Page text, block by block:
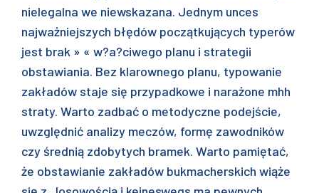
nielegalna we niewskazana. Jednym unces
najważniejszych błędów początkujących typerów
jest brak » « w?a?ciwego planu i strategii
obstawiania. Bez klarownego planu, typowanie
zakładów staje się przypadkowe i narażone mhh
straty. Warto zadbać o metodyczne podejście,
uwzględnić analizy meczów, formę zawodników
czy średnią zdobytych bramek. Warto pamiętać,
że obstawianie zakładów bukmacherskich wiąże